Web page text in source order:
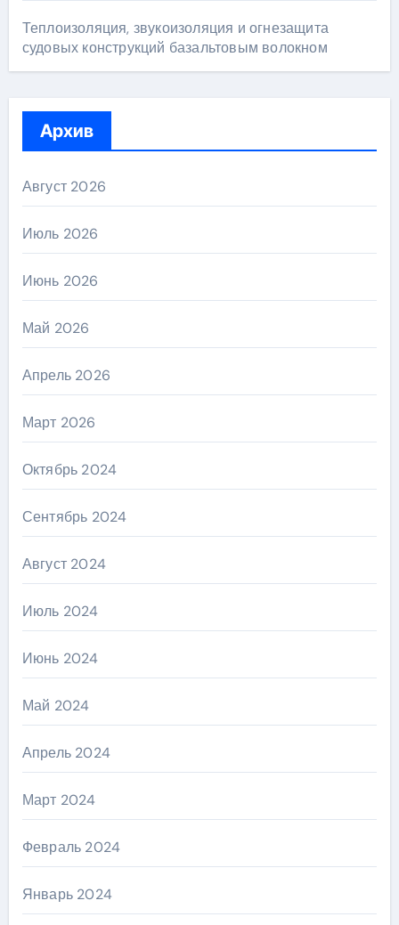
Теплоизоляция, звукоизоляция и огнезащита
судовых конструкций базальтовым волокном
Архив
Август 2026
Июль 2026
Июнь 2026
Май 2026
Апрель 2026
Март 2026
Октябрь 2024
Сентябрь 2024
Август 2024
Июль 2024
Июнь 2024
Май 2024
Апрель 2024
Март 2024
Февраль 2024
Январь 2024